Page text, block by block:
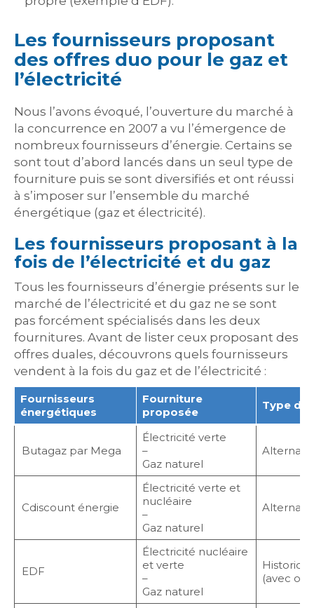
Les fournisseurs proposant
des offres duo pour le gaz et
l’électricité
Nous l’avons évoqué, l’ouverture du marché à
la concurrence en 2007 a vu l’émergence de
nombreux fournisseurs d’énergie. Certains se
sont tout d’abord lancés dans un seul type de
fourniture puis se sont diversifiés et ont réussi
à s’imposer sur l’ensemble du marché
énergétique (gaz et électricité).
Les fournisseurs proposant à la
fois de l’électricité et du gaz
Tous les fournisseurs d’énergie présents sur le
marché de l’électricité et du gaz ne se sont
pas forcément spécialisés dans les deux
fournitures. Avant de lister ceux proposant des
offres duales, découvrons quels fournisseurs
vendent à la fois du gaz et de l’électricité :
Fournisseurs
énergétiques
Fourniture
proposée
Type de
Butagaz par Mega
Électricité verte
–
Gaz naturel
Alternatif
Cdiscount énergie
Électricité verte et
nucléaire
–
Gaz naturel
Alternatif
EDF
Électricité nucléaire
et verte
–
Gaz naturel
(avec